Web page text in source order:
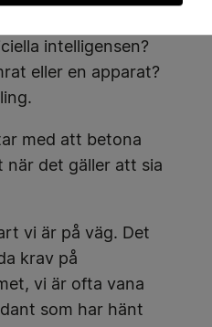
intelligensen?
eller en apparat?
med att betona
när det gäller att sia
vi är på väg. Det
krav på
vi är ofta vana
som har hänt